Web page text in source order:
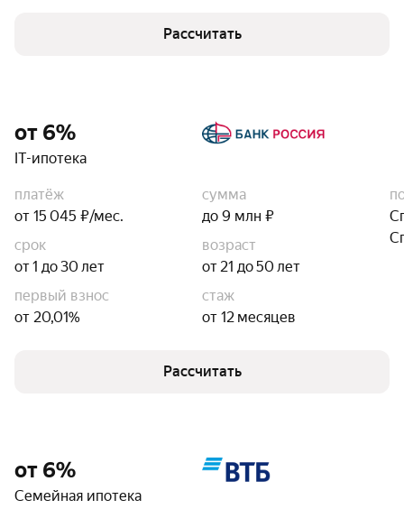
Рассчитать
от 6%
IT-ипотека
платёж
от 15 045 ₽/мес.
сумма
до 9 млн ₽
срок
от 1 до 30 лет
возраст
от 21 до 50 лет
первый взнос
от 20,01%
стаж
от 12 месяцев
Рассчитать
от 6%
Семейная ипотека